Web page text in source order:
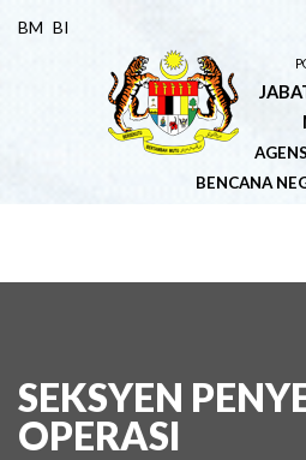
BM BI
BENCANA
SEKSYEN
OPERASI